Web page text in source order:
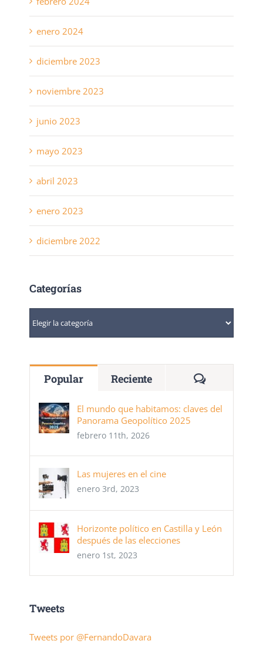
enero 2024
diciembre 2023
noviembre 2023
junio 2023
mayo 2023
abril 2023
enero 2023
diciembre 2022
Categorías
Popular Reciente
El mundo que habitamos: claves del
Panorama Geopolítico 2025
febrero 11th, 2026
Las mujeres en el cine
enero 3rd, 2023
Horizonte político en Castilla y León
después de las elecciones
enero 1st, 2023
Tweets
Tweets por @FernandoDavara